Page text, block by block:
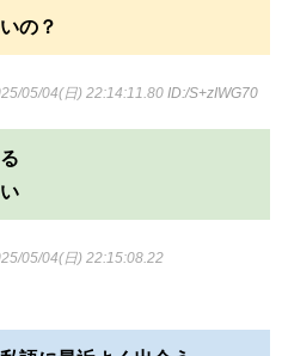
の？
05/04(日) 22:14:11.80 ID:/S+zIWG70
05/04(日) 22:15:08.22